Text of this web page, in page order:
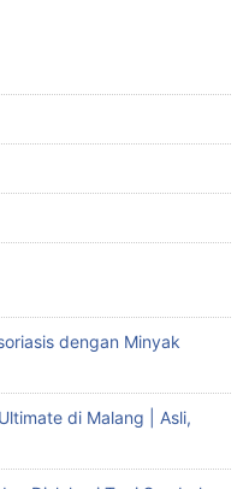
dengan Minyak
di Malang | Asli,